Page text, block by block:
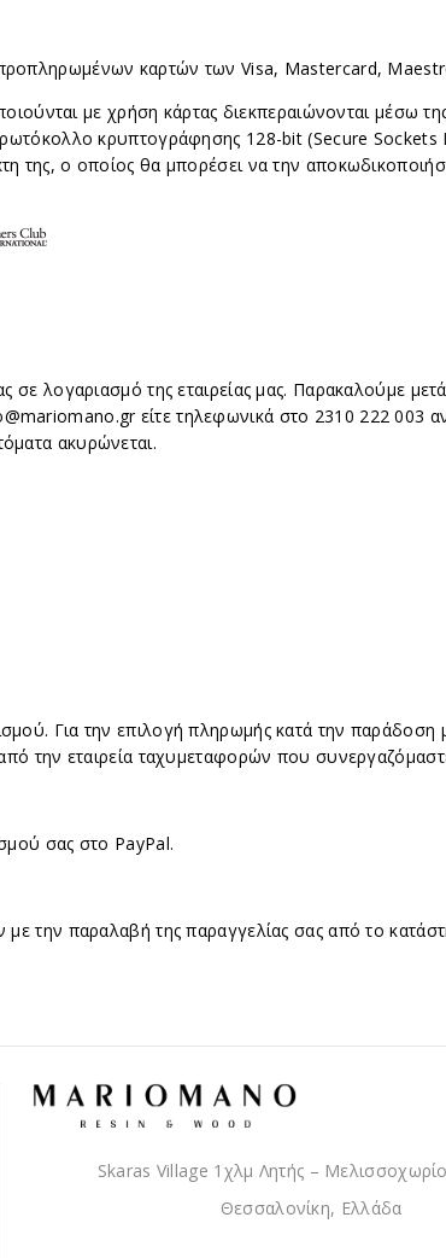
καρτών των Visa, Mastercard,
με χρήση κάρτας διεκπεραιώνονται μέσω
κρυπτογράφησης 128-bit (Secure
της, ο οποίος θα μπορέσει να την
σε λογαριασμό της εταιρείας μας. Παρακαλούμε
είτε τηλεφωνικά στο 2310 222 003
ακυρώνεται.
Για την επιλογή πληρωμής κατά την
την εταιρεία ταχυμεταφορών που
σας στο PayPal.
την παραλαβή της παραγγελίας σας από το
Skaras Village 1χλμ Λητής –
Θεσσαλονίκη, Ελλάδα